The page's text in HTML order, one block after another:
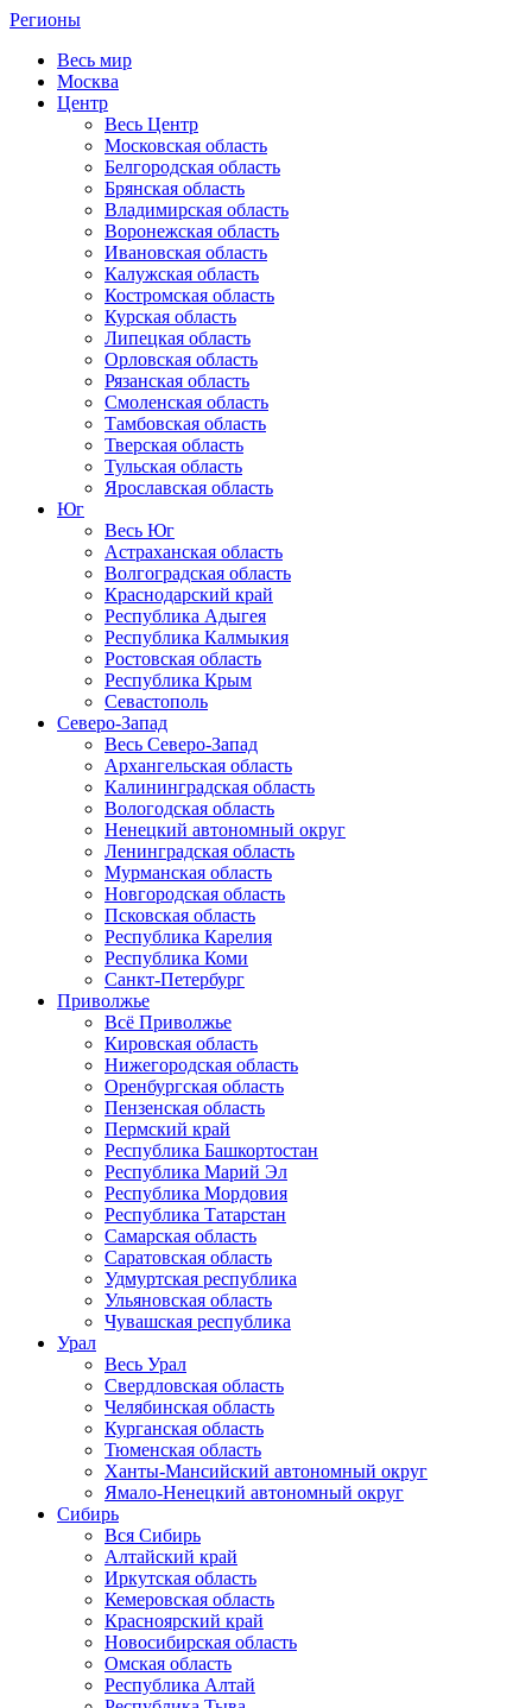
Регионы
Весь мир
Москва
Центр
Весь Центр
Московская область
Белгородская область
Брянская область
Владимирская область
Воронежская область
Ивановская область
Калужская область
Костромская область
Курская область
Липецкая область
Орловская область
Рязанская область
Смоленская область
Тамбовская область
Тверская область
Тульская область
Ярославская область
Юг
Весь Юг
Астраханская область
Волгоградская область
Краснодарский край
Республика Адыгея
Республика Калмыкия
Ростовская область
Республика Крым
Севастополь
Северо-Запад
Весь Северо-Запад
Архангельская область
Калининградская область
Вологодская область
Ненецкий автономный округ
Ленинградская область
Мурманская область
Новгородская область
Псковская область
Республика Карелия
Республика Коми
Санкт-Петербург
Приволжье
Всё Приволжье
Кировская область
Нижегородская область
Оренбургская область
Пензенская область
Пермский край
Республика Башкортостан
Республика Марий Эл
Республика Мордовия
Республика Татарстан
Самарская область
Саратовская область
Удмуртская республика
Ульяновская область
Чувашская республика
Урал
Весь Урал
Свердловская область
Челябинская область
Курганская область
Тюменская область
Ханты-Мансийский автономный округ
Ямало-Ненецкий автономный округ
Сибирь
Вся Сибирь
Алтайский край
Иркутская область
Кемеровская область
Красноярский край
Новосибирская область
Омская область
Республика Алтай